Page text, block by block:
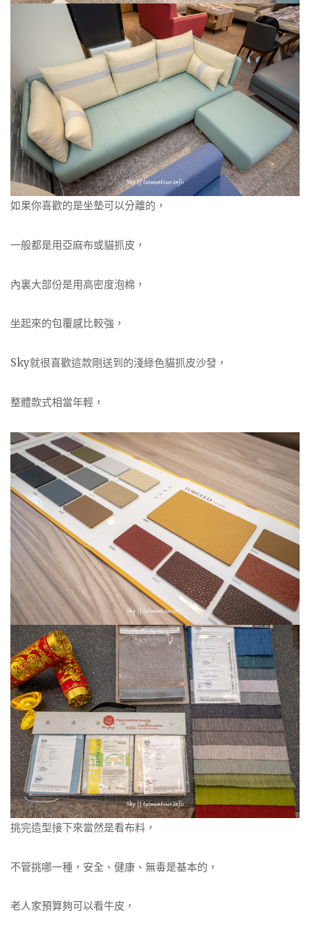
如果你喜歡的是坐墊可以分離的，
一般都是用亞麻布或貓抓皮，
內裏大部份是用高密度泡棉，
坐起來的包覆感比較強，
Sky就很喜歡這款剛送到的淺綠色貓抓皮沙發，
整體款式相當年輕，
挑完造型接下來當然是看布料，
不管挑哪一種，安全、健康、無毒是基本的，
老人家預算夠可以看牛皮，